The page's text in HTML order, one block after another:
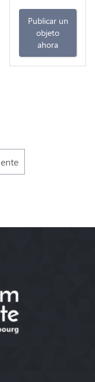
Publicar un
objeto
ahora